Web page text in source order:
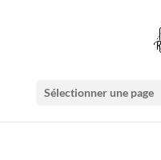
Sélectionner une page